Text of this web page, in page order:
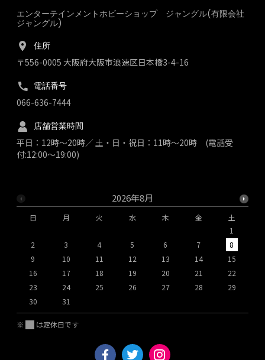
2026年8月
日 月 火 水 木 金
土
1
2
3 4 5 6 7
8
9
10 11 12 13 14
15
16
17 18 19 20 21
22
23
24 25 26 27 28
29
30
31
※ は定休日です
エンターテインメントホビーショップ ジャングル(有限会社
ジャングル)
住所
〒556-0005 大阪府大阪市浪速区日本橋3-4-16
電話番号
066-636-7444
店舗営業時間
平日：12時～20時／ 土・日・祝日：11時～20時 (電話受
付:12:00～19:00)